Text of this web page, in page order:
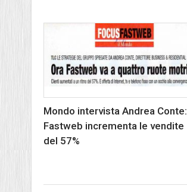
Mondo intervista Andrea Conte:
Fastweb incrementa le vendite
del 57%